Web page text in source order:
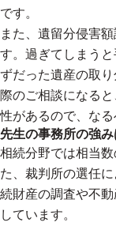
です。
また、遺留分侵害
す。過ぎてしまう
ずだった遺産の取
際のご相談になる
性があるので、なる
先生の事務所の強み
相続分野では相当
た、裁判所の選任
続財産の調査や不
しています。